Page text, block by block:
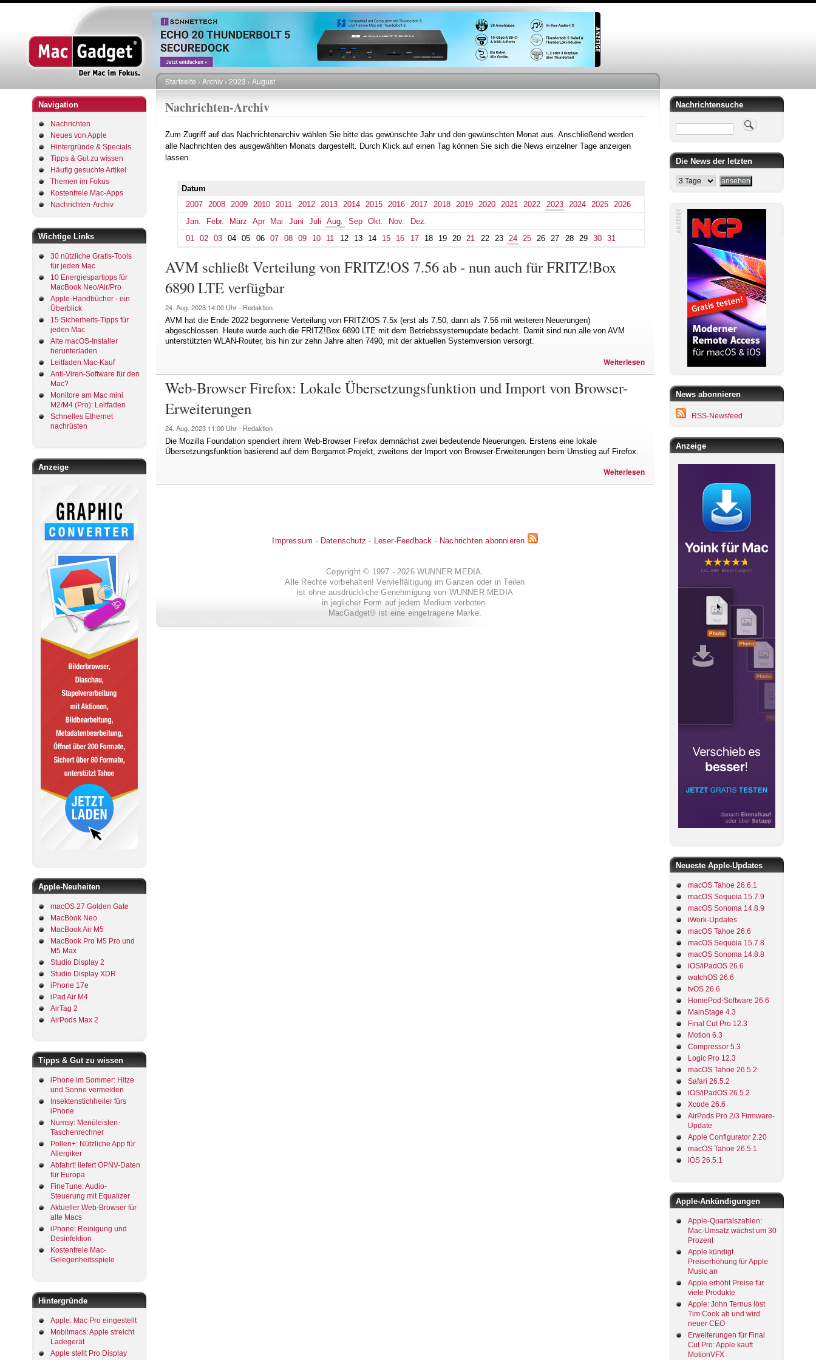
Direkt
zum
Inhalt
Navigation
Nachrichten
Neues von Apple
Hintergründe & Specials
Tipps & Gut zu wissen
Häufig gesuchte Artikel
Themen im Fokus
Kostenfreie Mac-Apps
Nachrichten-Archiv
Wichtige Links
30 nützliche Gratis-Tools
für jeden Mac
10 Energiespartipps für
MacBook Neo/Air/Pro
Apple-Handbücher - ein
Überblick
15 Sicherheits-Tipps für
jeden Mac
Alte macOS-Installer
herunterladen
Leitfaden Mac-Kauf
Anti-Viren-Software für den
Mac?
Monitore am Mac mini
M2/M4 (Pro): Leitfaden
Schnelles Ethernet
nachrüsten
Anzeige
Apple-Neuheiten
macOS 27 Golden Gate
MacBook Neo
MacBook Air M5
MacBook Pro M5 Pro und
M5 Max
Studio Display 2
Studio Display XDR
iPhone 17e
iPad Air M4
AirTag 2
AirPods Max 2
Tipps & Gut zu wissen
iPhone im Sommer: Hitze
und Sonne vermeiden
Insektenstichheiler fürs
iPhone
Numsy: Menüleisten-
Taschenrechner
Pollen+: Nützliche App für
Allergiker
Abfahrt! liefert ÖPNV-Daten
für Europa
FineTune: Audio-
Steuerung mit Equalizer
Aktueller Web-Browser für
alte Macs
iPhone: Reinigung und
Desinfektion
Kostenfreie Mac-
Gelegenheitsspiele
Hintergründe
Apple: Mac Pro eingestellt
Mobilmacs: Apple streicht
Ladegerät
Apple stellt Pro Display
Pfadnavigation
Startseite Archiv 2023 August
Nachrichten-Archiv
Zum Zugriff auf das Nachrichtenarchiv wählen Sie bitte das gewünschte Jahr und den gewünschten Monat aus. Anschließend werden
alle Nachrichten des ausgewählten Monats dargestellt. Durch Klick auf einen Tag können Sie sich die News einzelner Tage anzeigen
lassen.
Datum
2007
2008 2009 2010 2011 2012 2013 2014 2015 2016 2017 2018 2019 2020 2021 2022 2023 2024 2025
2026
Jan.
Febr. März Apr Mai Juni Juli Aug. Sep Okt. Nov.
Dez.
01
02 03 04 05 06 07 08 09 10 11 12 13 14 15 16 17 18 19 20 21 22 23 24 25 26 27 28 29 30 31
AVM schließt Verteilung von FRITZ!OS 7.56 ab - nun auch für FRITZ!Box
6890 LTE verfügbar
24. Aug. 2023 14:00 Uhr - Redaktion
AVM hat die Ende 2022 begonnene Verteilung von FRITZ!OS 7.5x (erst als 7.50, dann als 7.56 mit weiteren Neuerungen)
abgeschlossen. Heute wurde auch die FRITZ!Box 6890 LTE mit dem Betriebssystemupdate bedacht. Damit sind nun alle von AVM
unterstützten WLAN-Router, bis hin zur zehn Jahre alten 7490, mit der aktuellen Systemversion versorgt.
Weiterlesen
Web-Browser Firefox: Lokale Übersetzungsfunktion und Import von Browser-
Erweiterungen
24. Aug. 2023 11:00 Uhr - Redaktion
Die Mozilla Foundation spendiert ihrem Web-Browser Firefox demnächst zwei bedeutende Neuerungen. Erstens eine lokale
Übersetzungsfunktion basierend auf dem Bergamot-Projekt, zweitens der Import von Browser-Erweiterungen beim Umstieg auf Firefox.
Weiterlesen
Impressum - Datenschutz - Leser-Feedback - Nachrichten abonnieren
Copyright © 1997 - 2026 WUNNER MEDIA.
Alle Rechte vorbehalten! Vervielfältigung im Ganzen oder in Teilen
ist ohne ausdrückliche Genehmigung von WUNNER MEDIA
in jeglicher Form auf jedem Medium verboten.
MacGadget® ist eine eingetragene Marke.
Nachrichtensuche
Suche
Die News der letzten
News abonnieren
RSS-Newsfeed
Anzeige
Neueste Apple-Updates
macOS Tahoe 26.6.1
macOS Sequoia 15.7.9
macOS Sonoma 14.8.9
iWork-Updates
macOS Tahoe 26.6
macOS Sequoia 15.7.8
macOS Sonoma 14.8.8
iOS/iPadOS 26.6
watchOS 26.6
tvOS 26.6
HomePod-Software 26.6
MainStage 4.3
Final Cut Pro 12.3
Motion 6.3
Compressor 5.3
Logic Pro 12.3
macOS Tahoe 26.5.2
Safari 26.5.2
iOS/iPadOS 26.5.2
Xcode 26.6
AirPods Pro 2/3 Firmware-
Update
Apple Configurator 2.20
macOS Tahoe 26.5.1
iOS 26.5.1
Apple-Ankündigungen
Apple-Quartalszahlen:
Mac-Umsatz wächst um 30
Prozent
Apple kündigt
Preiserhöhung für Apple
Music an
Apple erhöht Preise für
viele Produkte
Apple: John Ternus löst
Tim Cook ab und wird
neuer CEO
Erweiterungen für Final
Cut Pro: Apple kauft
MotionVFX